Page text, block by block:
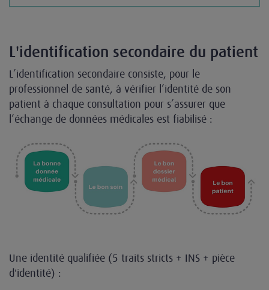
L'identification secondaire du patient
L’identification secondaire consiste, pour le
professionnel de santé, à vérifier l’identité de son
patient à chaque consultation pour s’assurer que
l’échange de données médicales est fiabilisé :
Une identité qualifiée (5 traits stricts + INS + pièce
d'identité) :